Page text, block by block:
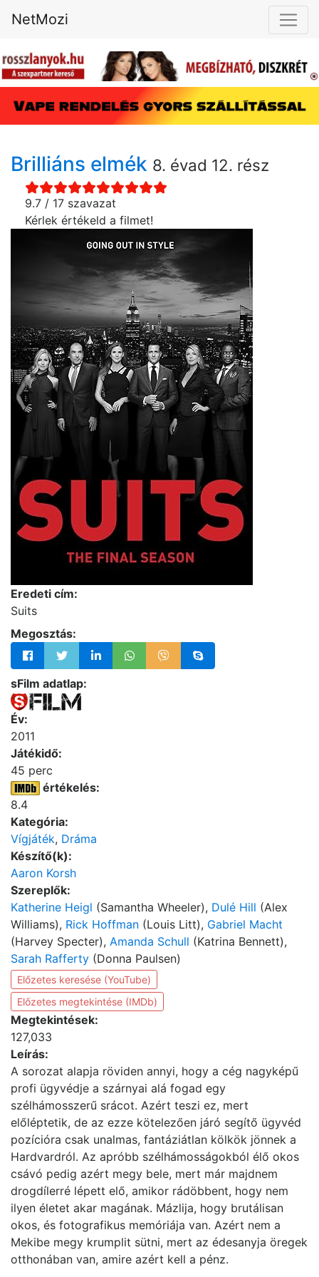
NetMozi
Brilliáns elmék 8. évad 12. rész
9.7 / 17 szavazat
Kérlek értékeld a filmet!
Eredeti cím:
Suits
Megosztás:
sFilm adatlap:
Év:
2011
Játékidő:
45 perc
értékelés:
8.4
Kategória:
Vígjáték, Dráma
Készítő(k):
Aaron Korsh
Szereplők:
Katherine Heigl (Samantha Wheeler), Dulé Hill (Alex
Williams), Rick Hoffman (Louis Litt), Gabriel Macht
(Harvey Specter), Amanda Schull (Katrina Bennett),
Sarah Rafferty (Donna Paulsen)
Előzetes keresése (YouTube)
Előzetes megtekintése (IMDb)
Megtekintések:
127,033
Leírás:
A sorozat alapja röviden annyi, hogy a cég nagyképű
profi ügyvédje a szárnyai alá fogad egy
szélhámosszerű srácot. Azért teszi ez, mert
előléptetik, de az ezze kötelezően járó segítő ügyvéd
pozícióra csak unalmas, fantáziátlan kölkök jönnek a
Hardvardról. Az apróbb szélhámosságokból élő okos
csávó pedig azért megy bele, mert már majdnem
drogdílerré lépett elő, amikor rádöbbent, hogy nem
ilyen életet akar magának. Mázlija, hogy brutálisan
okos, és fotografikus memóriája van. Azért nem a
Mekibe megy krumplit sütni, mert az édesanyja öregek
otthonában van, amire azért kell a pénz.